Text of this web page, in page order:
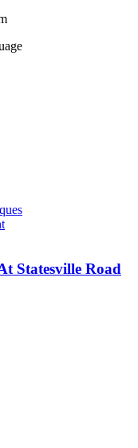
Statesville Road